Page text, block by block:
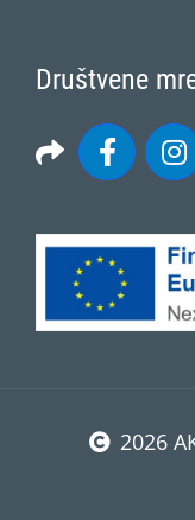
Društvene
2026